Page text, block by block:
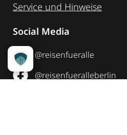
Service und Hinweise
Social Media
@reisenfueralle
@reisenfueralleberlin